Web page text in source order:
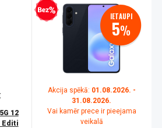
12
Editi
Bezprocentu kredīts IETAUPI
5%
Akcija spēkā: 01.08.2026. -
31.08.2026.
Vai kamēr prece ir pieejama
veikalā